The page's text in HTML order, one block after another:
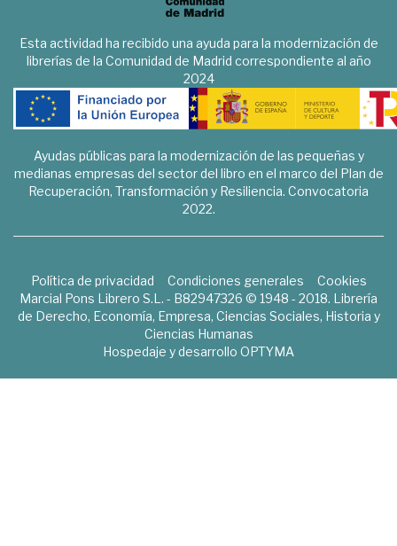
Esta actividad ha recibido una ayuda para la modernización de
librerías de la Comunidad de Madrid correspondiente al año
2024
Ayudas públicas para la modernización de las pequeñas y
medianas empresas del sector del libro en el marco del Plan de
Recuperación, Transformación y Resiliencia. Convocatoria
2022.
Política de privacidad Condiciones generales
Cookies
Marcial Pons Librero S.L. - B82947326 © 1948 - 2018. Librería
de Derecho, Economía, Empresa, Ciencias Sociales, Historia y
Ciencias Humanas
Hospedaje y desarrollo OPTYMA